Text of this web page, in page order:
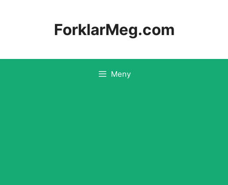
ForklarMeg.com
Meny